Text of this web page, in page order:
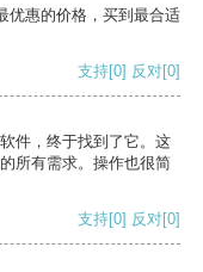
优惠的价格，买到最合适
支持[0] 反对[0]
件，终于找到了它。这
所有需求。操作也很简
支持[0] 反对[0]